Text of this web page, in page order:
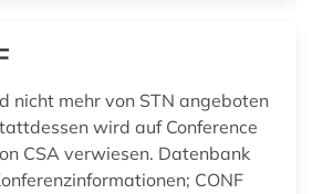
metallkunde (1)
(1)
nicht mehr von STN angeboten
wird auf Conference
CSA verwiesen. Datenbank
CONF